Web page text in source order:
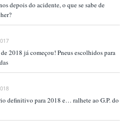
depois do acidente, o que se sabe de
2018 já começou! Pneus escolhidos para
definitivo para 2018 e… ralhete ao G.P. do